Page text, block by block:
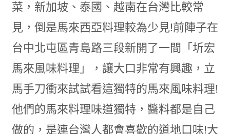
菜，新加坡、泰國、越南在台灣比較常
見，倒是馬來西亞料理較為少見!前陣子在
台中北屯區青島路三段新開了一間「圻宏
馬來風味料理」，讓大口非常有興趣，立
馬手刀衝來試試看這獨特的馬來風味料理!
他們的馬來料理味道獨特，醬料都是自己
做的，是連台灣人都會喜歡的道地口味!大